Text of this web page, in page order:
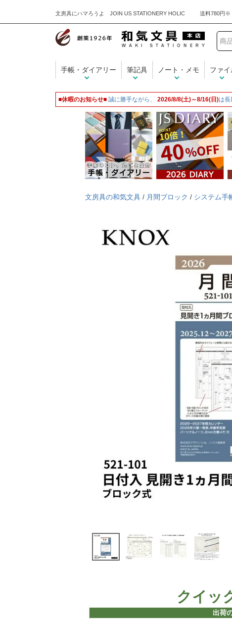
文房具にハマろうよ JOIN US STATIONERY HOLIC
手帳・ダイアリー 筆記具 ノート・メモ ファイ
■休暇のお知らせ■ 誠に勝手ながら、 2026/8/8(土)～8/16(日)は長
文房具の和気文具 / 月間ブロック / システム手
クイッ
出荷